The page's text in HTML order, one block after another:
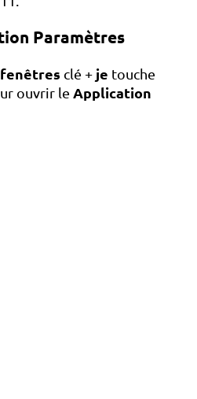
Paramètres
clé + je touche
ouvrir le Application